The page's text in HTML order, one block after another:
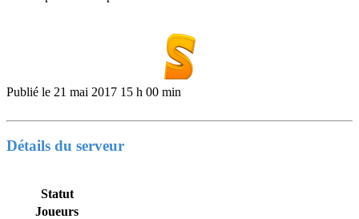
Publié le 21 mai 2017 15 h 00 min
Détails du serveur
Statut
Joueurs